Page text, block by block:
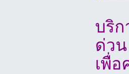
บริ
ด่ว
เพื่